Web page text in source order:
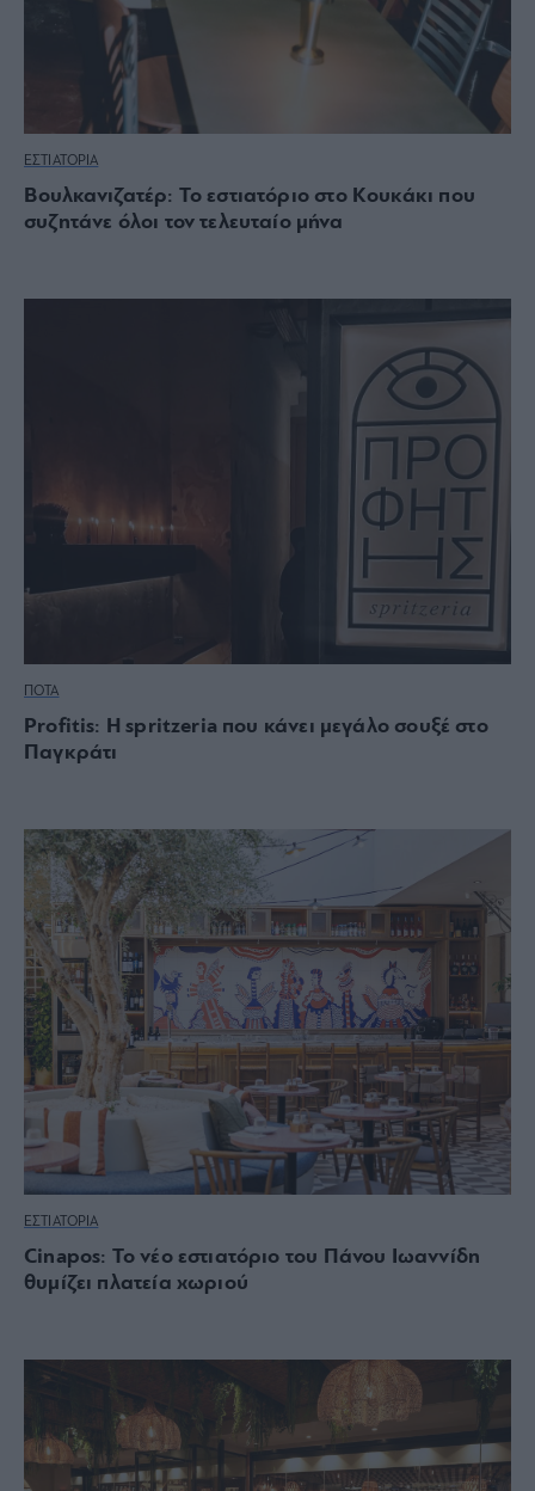
ΕΣΤΙΑΤΟΡΙΑ
Βουλκανιζατέρ: Το εστιατόριο στο Κουκάκι που
συζητάνε όλοι τον τελευταίο μήνα
ΠΟΤΑ
Profitis: Η spritzeria που κάνει μεγάλο σουξέ στο
Παγκράτι
ΕΣΤΙΑΤΟΡΙΑ
Cinapos: Το νέο εστιατόριο του Πάνου Ιωαννίδη
θυμίζει πλατεία χωριού